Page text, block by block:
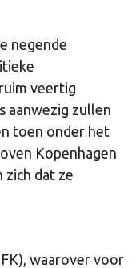
negende
veertig
aanwezig zullen
toen onder het
Kopenhagen
zich dat ze
waarover voor